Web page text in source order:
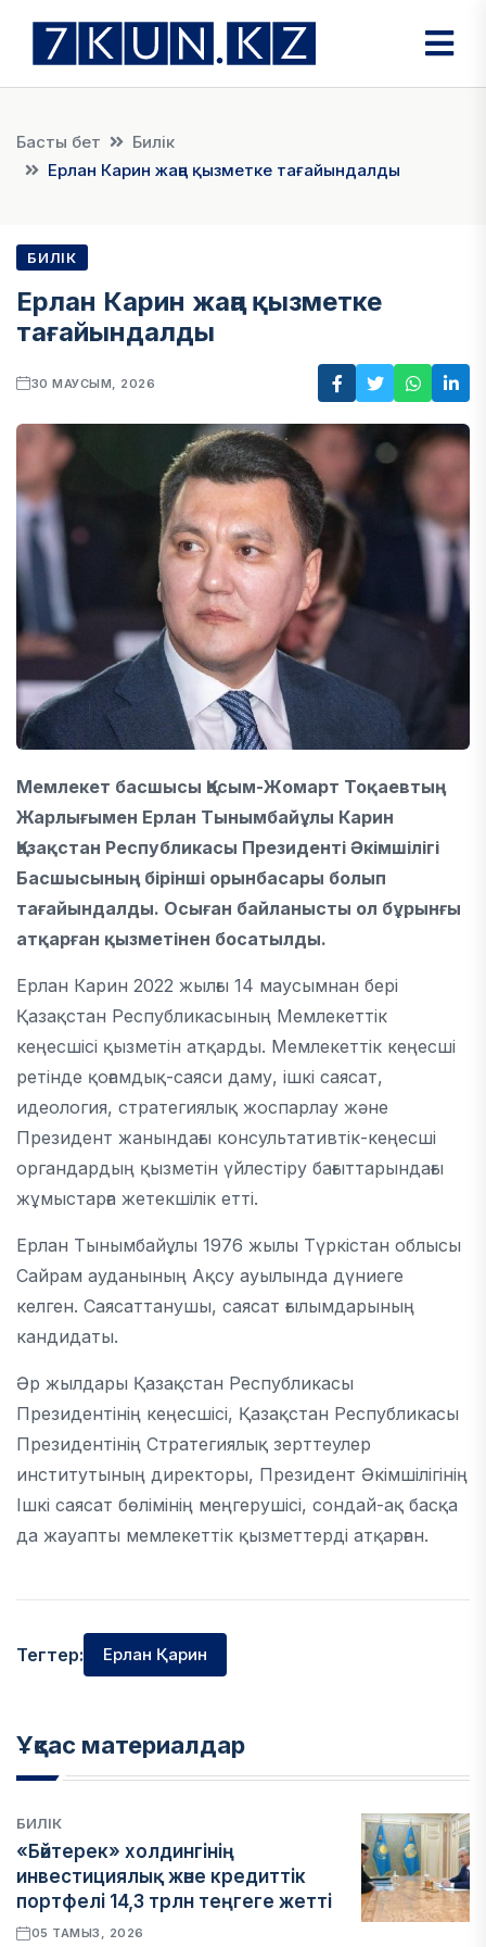
Басты бет
Билік
Ерлан Карин жаңа қызметке тағайындалды
БИЛІК
Ерлан Карин жаңа қызметке
тағайындалды
30 МАУСЫМ, 2026
Мемлекет басшысы Қасым-Жомарт Тоқаевтың
Жарлығымен Ерлан Тынымбайұлы Карин
Қазақстан Республикасы Президенті Әкімшілігі
Басшысының бірінші орынбасары болып
тағайындалды. Осыған байланысты ол бұрынғы
атқарған қызметінен босатылды.
Ерлан Карин 2022 жылғы 14 маусымнан бері
Қазақстан Республикасының Мемлекеттік
кеңесшісі қызметін атқарды. Мемлекеттік кеңесші
ретінде қоғамдық-саяси даму, ішкі саясат,
идеология, стратегиялық жоспарлау және
Президент жанындағы консультативтік-кеңесші
органдардың қызметін үйлестіру бағыттарындағы
жұмыстарға жетекшілік етті.
Ерлан Тынымбайұлы 1976 жылы Түркістан облысы
Сайрам ауданының Ақсу ауылында дүниеге
келген. Саясаттанушы, саясат ғылымдарының
кандидаты.
Әр жылдары Қазақстан Республикасы
Президентінің кеңесшісі, Қазақстан Республикасы
Президентінің Стратегиялық зерттеулер
институтының директоры, Президент Әкімшілігінің
Ішкі саясат бөлімінің меңгерушісі, сондай-ақ басқа
да жауапты мемлекеттік қызметтерді атқарған.
Тегтер: Ерлан Қарин
Ұқсас материалдар
БИЛІК
«Бәйтерек» холдингінің
инвестициялық және кредиттік
портфелі 14,3 трлн теңгеге жетті
05 ТАМЫЗ, 2026